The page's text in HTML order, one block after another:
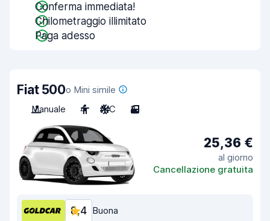
Conferma immediata!
Chilometraggio illimitato
Paga adesso
Fiat 500o Mini simile
Manuale
4 A/C 3
25,36 €
al giorno
Cancellazione gratuita
8,4 Buona